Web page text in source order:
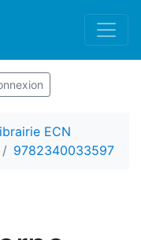
ECN
9782340033597